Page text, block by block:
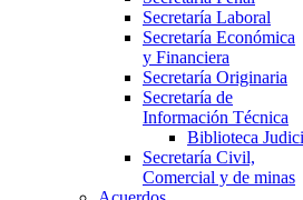
Secretaría Laboral
Secretaría Económica
y Financiera
Secretaría Originaria
Secretaría de
Información Técnica
Biblioteca
Secretaría Civil,
Comercial y de minas